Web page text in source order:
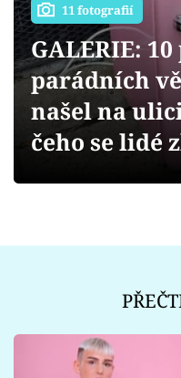
Sex a vztahy
Videa
Sledujte prima+
11 fotografií
GALERIE:
parádních
našel na
čeho se lidé